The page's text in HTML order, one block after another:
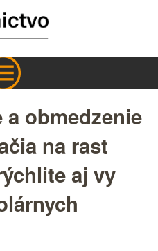
obmedzenie
na rast
aj vy